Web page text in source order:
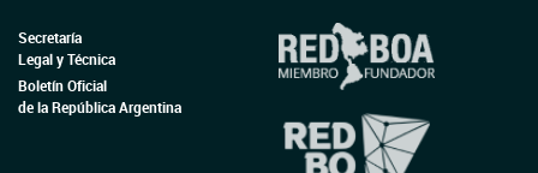
Secretaría
Legal y Técnica
Boletín Oficial
de la República Argentina